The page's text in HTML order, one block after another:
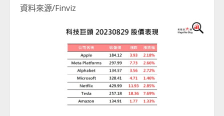
資料來源/Finviz